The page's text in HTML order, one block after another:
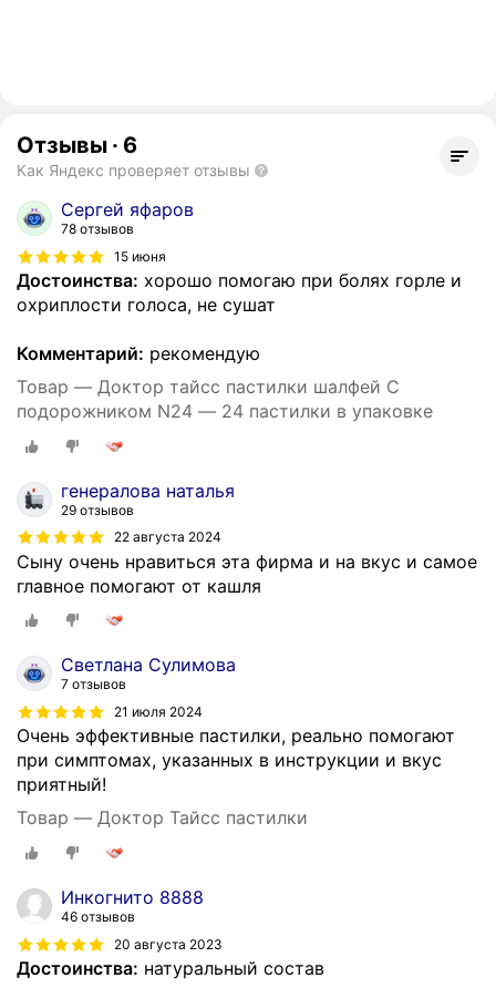
Отзывы · 6
Как Яндекс проверяет отзывы
Сергей яфаров
78 отзывов
15 июня
Достоинства: хорошо помогаю при болях горле и
охриплости голоса, не сушат
Комментарий: рекомендую
Товар — Доктор тайсс пастилки шалфей С
подорожником N24 — 24 пастилки в упаковке
генералова наталья
29 отзывов
22 августа 2024
Сыну очень нравиться эта фирма и на вкус и самое
главное помогают от кашля
Светлана Сулимова
7 отзывов
21 июля 2024
Очень эффективные пастилки, реально помогают
при симптомах, указанных в инструкции и вкус
приятный!
Товар — Доктор Тайсс пастилки
Инкогнито 8888
46 отзывов
20 августа 2023
Достоинства: натуральный состав